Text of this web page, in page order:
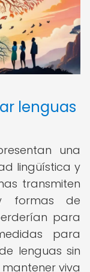
lenguas
una
lingüística y
transmiten
y formas de
para
para
lenguas sin
viva